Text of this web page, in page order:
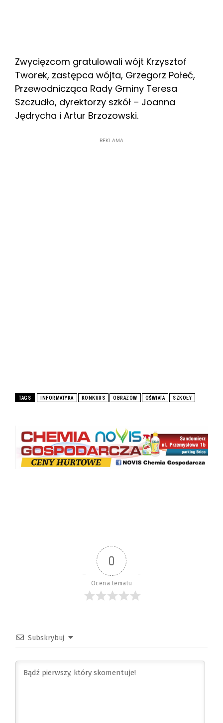
Zwycięzcom gratulowali wójt Krzysztof
Tworek, zastępca wójta, Grzegorz Połeć,
Przewodnicząca Rady Gminy Teresa
Szczudło, dyrektorzy szkół – Joanna
Jędrycha i Artur Brzozowski.
REKLAMA
TAGS INFORMATYKA KONKURS OBRAZÓW OŚWIATA SZKOŁY
0
Ocena tematu
Subskrybuj